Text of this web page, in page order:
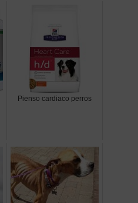
Pienso cardiaco perros